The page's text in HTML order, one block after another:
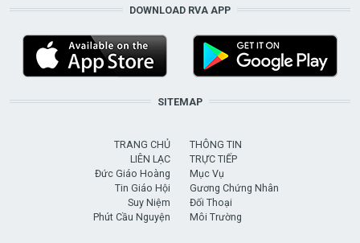
DOWNLOAD RVA APP
SITEMAP
TRANG CHỦ
LIÊN LẠC
Đức Giáo Hoàng
Tin Giáo Hội
Suy Niệm
Phút Cầu Nguyện
THÔNG TIN
TRỰC TIẾP
Mục Vụ
Gương Chứng Nhân
Đối Thoại
Môi Trường